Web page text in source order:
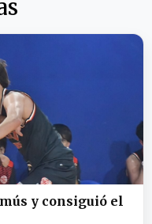
y consiguió el